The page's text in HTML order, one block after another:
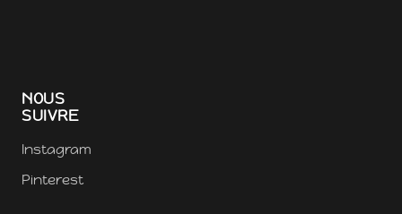
NOUS
SUIVRE
Instagram
Pinterest